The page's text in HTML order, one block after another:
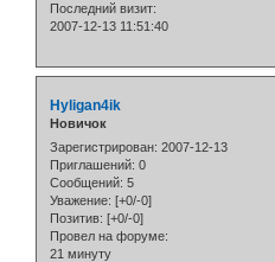
Последний визит:
2007-12-13 11:51:40
Hyligan4ik
Новичок
Зарегистрирован: 2007-12-13
Приглашений: 0
Сообщений: 5
Уважение: [+0/-0]
Позитив: [+0/-0]
Провел на форуме:
21 минуту